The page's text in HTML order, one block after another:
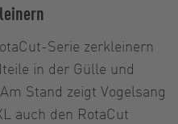
Serie zerkleinern
in der Gülle und
Stand zeigt Vogelsang
auch den RotaCut